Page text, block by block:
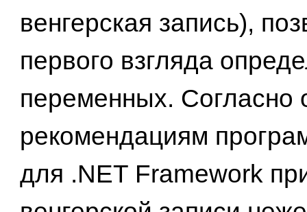
венгерская запись),
первого взгляда
переменных. Согласно
рекомендациям
для .NET Framework